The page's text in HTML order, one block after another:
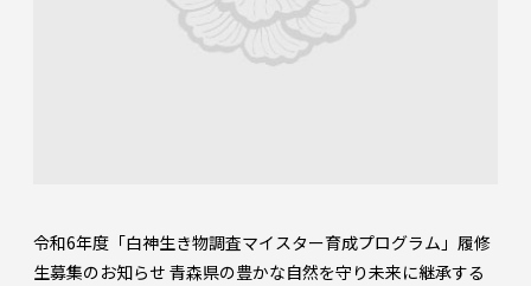
令和6年度「白神生き物調査マイスター育成プログラム」履修
生募集のお知らせ 青森県の豊かな自然を守り未来に継承する